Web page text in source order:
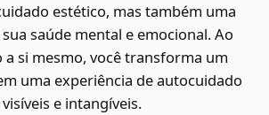
estético, mas também uma
saúde mental e emocional. Ao
a si mesmo, você transforma um
uma experiência de autocuidado
e intangíveis.